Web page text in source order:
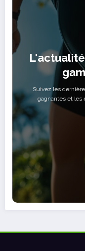
Suivez les
gagnantes et les